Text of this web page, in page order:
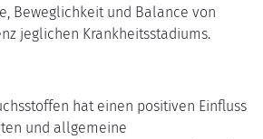
Beweglichkeit und Balance von
jeglichen Krankheitsstadiums.
hat einen positiven Einfluss
und allgemeine